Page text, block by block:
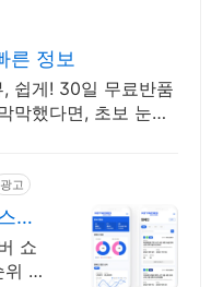
른 정보
쉽게! 30일 무료반품
막했다면, 초보 눈높
광고
토
쇼
광